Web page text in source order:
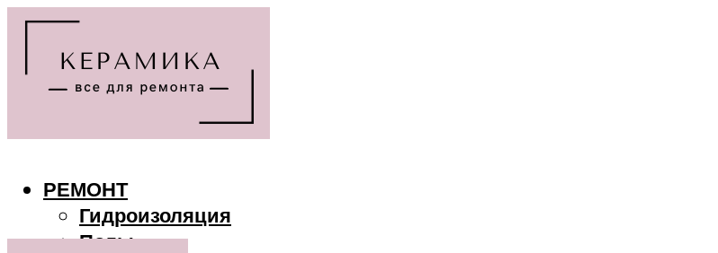
РЕМОНТ
Гидроизоляция
Полы